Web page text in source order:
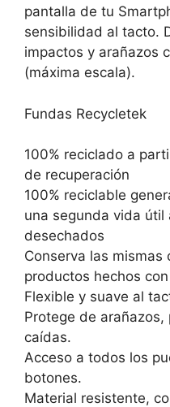
pantalla de tu
sensibilidad al tacto.
impactos y arañazos
(máxima escala).
Fundas Recycletek
100% reciclado a
de recuperación
100% reciclable
una segunda vida útil
desechados
Conserva las mismas
productos hechos
Flexible y suave al
Protege de arañazos,
caídas.
Acceso a todos los
botones.
Material resistente,